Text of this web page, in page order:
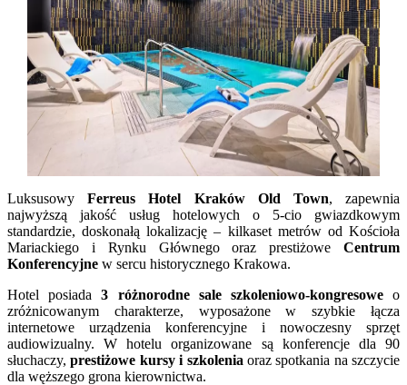
LuksusowyFerreus Hotel Kraków Old Town, zapewnia
najwyższą jakość usług hotelowych o 5-cio gwiazdkowym
standardzie, doskonałą lokalizację – kilkaset metrów od Kościoła
Mariackiego i Rynku Głównego oraz prestiżowe Centrum
Konferencyjne w sercu historycznego Krakowa.
Hotel posiada3 różnorodne sale szkoleniowo-kongresoweo
zróżnicowanym charakterze, wyposażone w szybkie łącza
internetowe urządzenia konferencyjne i nowoczesny sprzęt
audiowizualny. W hotelu organizowane są konferencje dla 90
słuchaczy,prestiżowe kursy i szkolenia oraz spotkania na szczycie
dla węższego grona kierownictwa.